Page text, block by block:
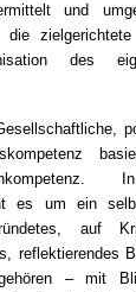
und
zielgerichtete
des
es um ein
auf
reflektierendes
gehören – mit